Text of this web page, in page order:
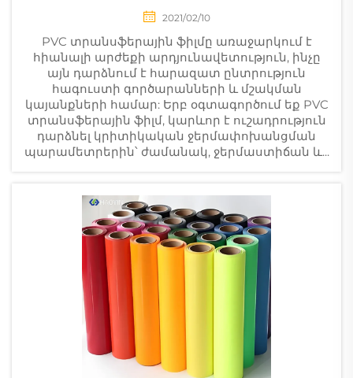
2021/02/10
PVC տրանսֆերային ֆիլմը առաջարկում է
հիանալի արժեքի արդյունավետություն, ինչը
այն դարձնում է հարազատ ընտրություն
հագուստի գործարանների և մշակման
կայանքների համար: Երբ օգտագործում եք PVC
տրանսֆերային ֆիլմ, կարևոր է ուշադրություն
դարձնել կրիտիկական ջերմափոխանցման
պարամետրերին՝ ժամանակ, ջերմաստիճան և...